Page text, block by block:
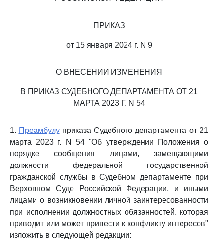
ПРИКАЗ
от 15 января 2024 г. N 9
О ВНЕСЕНИИ ИЗМЕНЕНИЯ
В ПРИКАЗ СУДЕБНОГО ДЕПАРТАМЕНТА ОТ 21
МАРТА 2023 Г. N 54
1. Преамбулуприказа Судебного департамента от 21
марта 2023 г. N 54 "Об утверждении Положения о
порядке сообщения лицами, замещающими
должности федеральной государственной
гражданской службы в Судебном департаменте при
Верховном Суде Российской Федерации, и иными
лицами о возникновении личной заинтересованности
при исполнении должностных обязанностей, которая
приводит или может привести к конфликту интересов"
изложить в следующей редакции: